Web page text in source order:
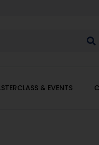
& EVENTS